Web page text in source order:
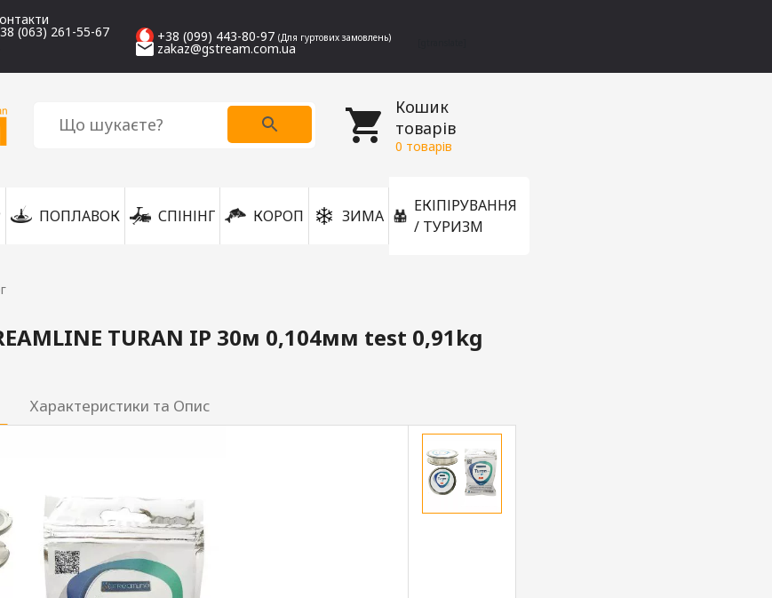
(063) 261-55-67
+38 (099) 443-80-97 (Для гуртових замовлень)
zakaz@gstream.com.ua
Кошик
товарів
0 товарів
ПОПЛАВОК СПІНІНГ КОРОП ЗИМА
ЕКІПІРУВАННЯ
/ ТУРИЗМ
TURAN IP 30м 0,104мм test 0,91kg
Характеристики та Опис